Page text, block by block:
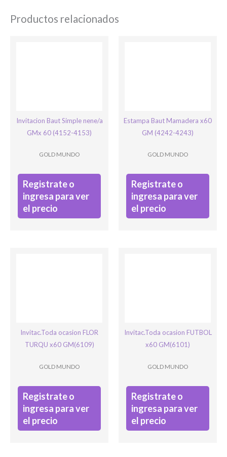
Productos relacionados
Invitacion Baut Simple nene/a
GMx 60 (4152-4153)
GOLD MUNDO
Registrate o
ingresa para ver
el precio
Estampa Baut Mamadera x60
GM (4242-4243)
GOLD MUNDO
Registrate o
ingresa para ver
el precio
Invitac.Toda ocasion FLOR
TURQU x60 GM(6109)
GOLD MUNDO
Registrate o
ingresa para ver
el precio
Invitac.Toda ocasion FUTBOL
x60 GM(6101)
GOLD MUNDO
Registrate o
ingresa para ver
el precio